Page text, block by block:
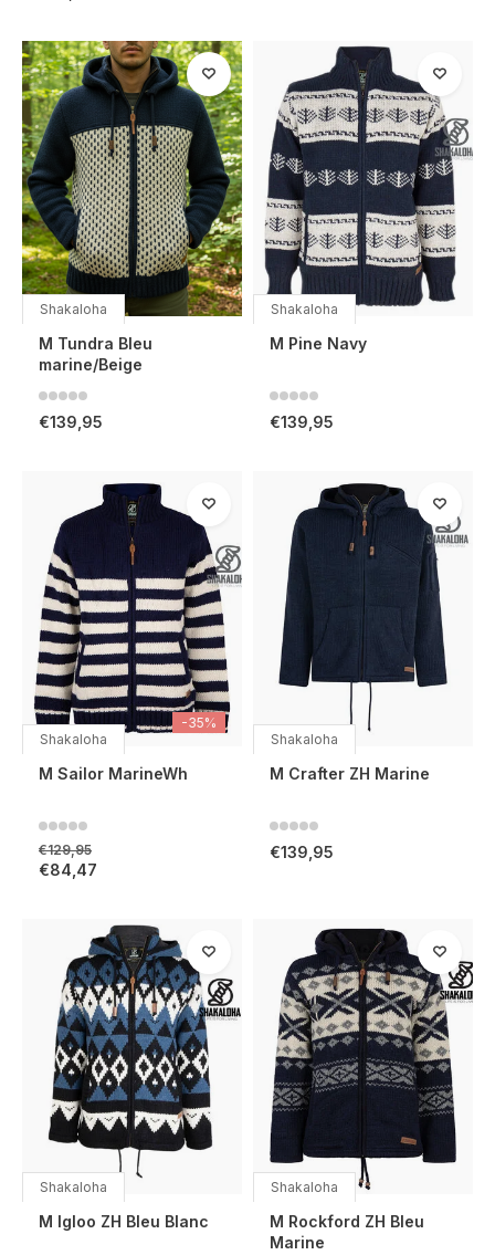
Shakaloha
M Tundra Bleu
marine/Beige
€139,95
Shakaloha
M Pine Navy
€139,95
-35%
Shakaloha
M Sailor MarineWh
€129,95
€84,47
Shakaloha
M Crafter ZH Marine
€139,95
Shakaloha
M Igloo ZH Bleu Blanc
Shakaloha
M Rockford ZH Bleu
Marine